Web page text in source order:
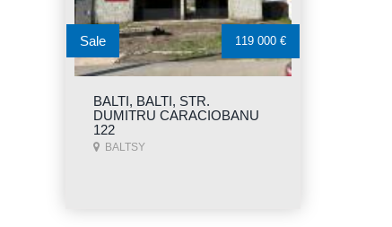
BALTI, BALTI, STR.
DUMITRU CARACIOBANU
122
BALTSY
Sale 119 000 €